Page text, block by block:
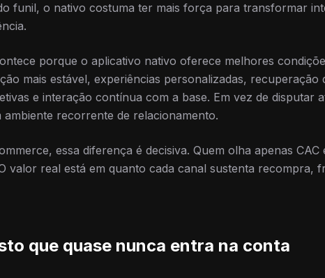
funil, o nativo costuma ter mais força para transformar
porque o aplicativo nativo oferece melhores
mais estável, experiências personalizadas,
e interação contínua com a base. Em vez de disputar
ambiente recorrente de relacionamento.
essa diferença é decisiva. Quem olha apenas
valor real está em quanto cada canal sustenta recompra,
que quase nunca entra na conta